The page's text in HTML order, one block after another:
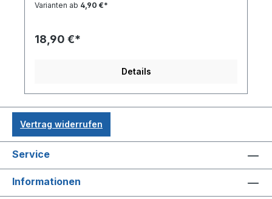
Varianten ab 4,90 €*
18,90 €*
Details
Vertrag widerrufen
Service
Informationen